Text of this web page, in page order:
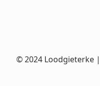
© 2024 Loodgieterke